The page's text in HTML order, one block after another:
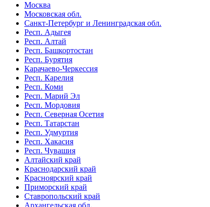
Москва
Московская обл.
Санкт-Петербург и Ленинградская обл.
Респ. Адыгея
Респ. Алтай
Респ. Башкортостан
Респ. Бурятия
Карачаево-Черкессия
Респ. Карелия
Респ. Коми
Респ. Марий Эл
Респ. Мордовия
Респ. Северная Осетия
Респ. Татарстан
Респ. Удмуртия
Респ. Хакасия
Респ. Чувашия
Алтайский край
Краснодарский край
Красноярский край
Приморский край
Ставропольский край